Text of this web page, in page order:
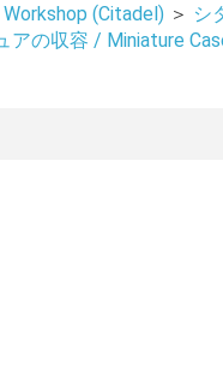
(Citadel) ＞ シ
アの収容 / Miniature